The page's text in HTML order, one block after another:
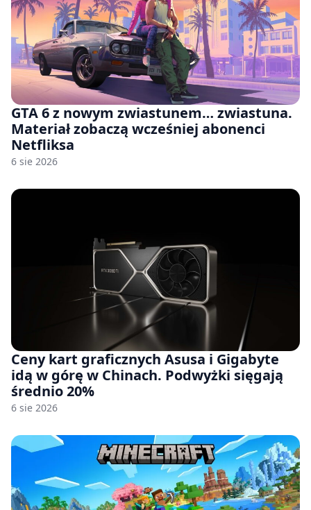
GTA 6 z nowym zwiastunem… zwiastuna.
Materiał zobaczą wcześniej abonenci
Netfliksa
6 sie 2026
Ceny kart graficznych Asusa i Gigabyte
idą w górę w Chinach. Podwyżki sięgają
średnio 20%
6 sie 2026